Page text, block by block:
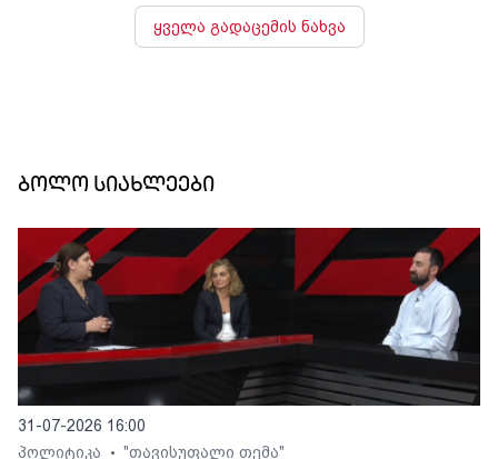
ყველა გადაცემის ნახვა
ბოლო სიახლეები
31-07-2026 16:00
პოლიტიკა
• "თავისუფალი თემა"